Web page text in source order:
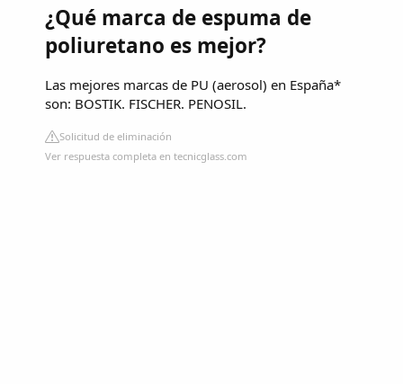
¿Qué marca de espuma de
poliuretano es mejor?
Las mejores marcas de PU (aerosol) en España*
son: BOSTIK. FISCHER. PENOSIL.
Solicitud de eliminación
Ver respuesta completa en tecnicglass.com